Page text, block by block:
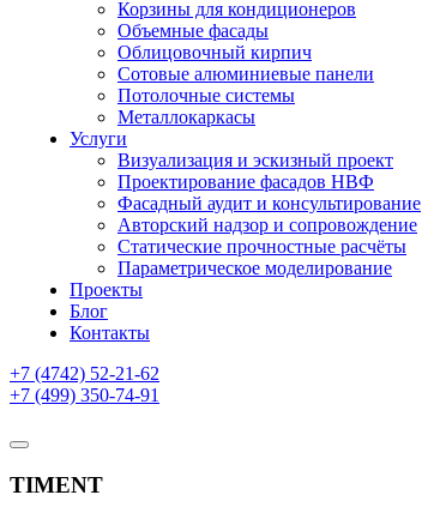
Корзины для кондиционеров
Объемные фасады
Облицовочный кирпич
Сотовые алюминиевые панели
Потолочные системы
Металлокаркасы
Услуги
Визуализация и эскизный проект
Проектирование фасадов НВФ
Фасадный аудит и консультирование
Авторский надзор и сопровождение
Статические прочностные расчёты
Параметрическое моделирование
Проекты
Блог
Контакты
+7 (4742) 52-21-62
+7 (499) 350-74-91
TIMENT